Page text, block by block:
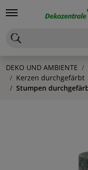
DEKO UND AMBIENTE
Kerzen durchgefärbt
Stumpen